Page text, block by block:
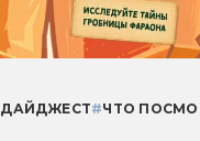
ДАЙДЖЕСТ#ЧТО